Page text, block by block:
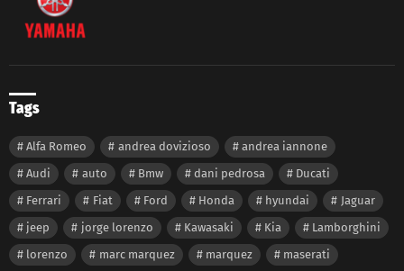
Tags
Alfa Romeo andrea dovizioso
andrea iannone
Audi
auto Bmw dani pedrosa
Ducati
Ferrari
Fiat Ford Honda hyundai
Jaguar
jeep
jorge lorenzo Kawasaki Kia
Lamborghini
lorenzo
marc marquez marquez
maserati